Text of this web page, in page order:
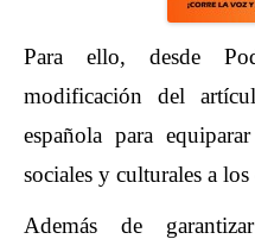
Para ello, desde
modificación del
española para
sociales y culturales a
Además de